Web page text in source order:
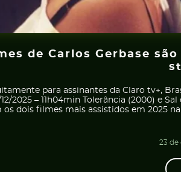
de Carlos Gerbase
para assinantes da Claro tv+,
2025 – 11h04min Tolerância (2000) e
os dois filmes mais assistidos em 2025
23 de